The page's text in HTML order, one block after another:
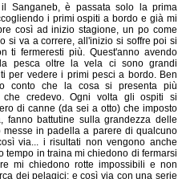
Sanganeb, è passata solo la prima
i primi ospiti a bordo e già mi
così ad inizio stagione, un po come
si va a correre, all'inizio si soffre poi si
ti fermeresti più. Quest'anno avendo
pesca oltre la vela ci sono grandi
per vedere i primi pesci a bordo. Ben
conto che la cosa si presenta più
che credevo. Ogni volta gli ospiti si
di canne (da sei a otto) che imposto
fanno battutine sulla grandezza delle
messe in padella a parere di qualcuno
via... i risultati non vengono anche
tempo in traina mi chiedono di fermarsi
mi chiedono rotte impossibili e non
dei pelagici; e così via con una serie